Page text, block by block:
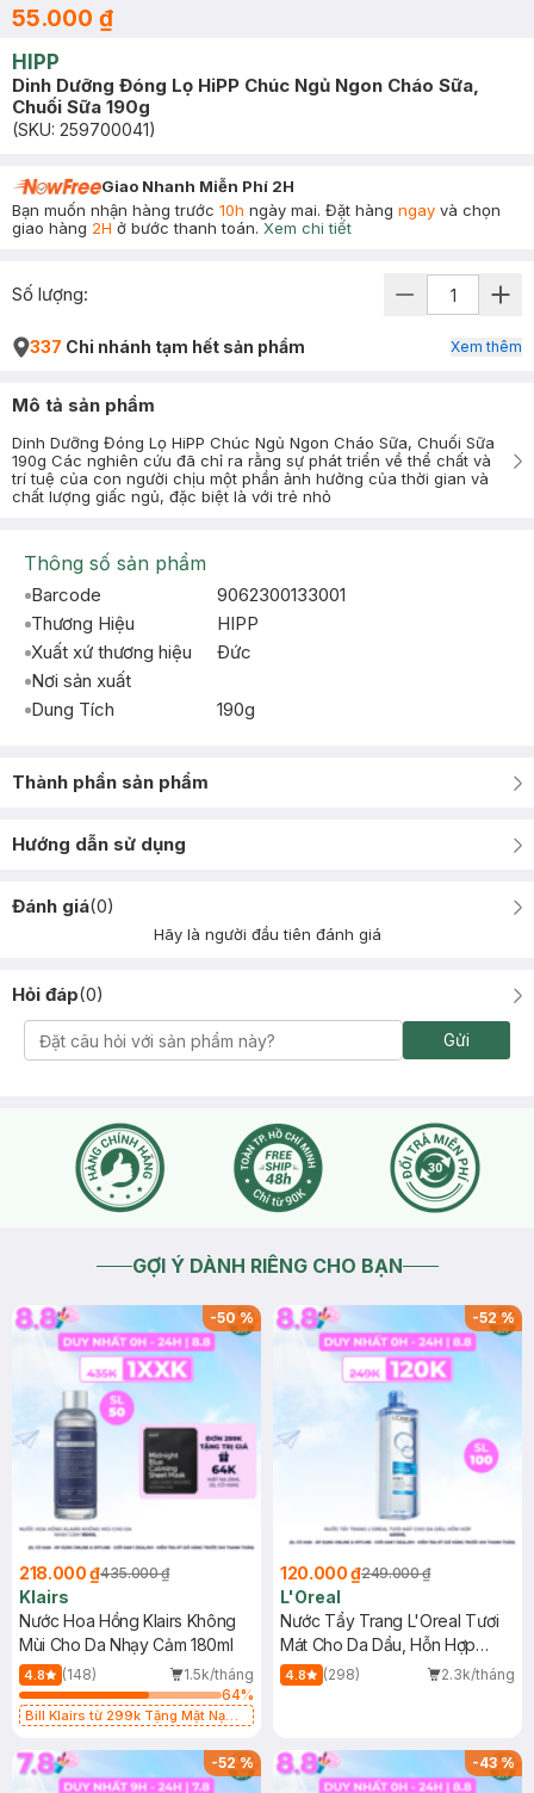
55.000 ₫
HIPP
Dinh Dưỡng Đóng Lọ HiPP Chúc Ngủ Ngon Cháo Sữa,
Chuối Sữa 190g
(SKU: 259700041)
Giao Nhanh Miễn Phí 2H
Bạn muốn nhận hàng trước 10h ngày mai. Đặt hàng ngay và chọn
giao hàng 2H ở bước thanh toán. Xem chi tiết
Số lượng:
337 Chi nhánh tạm hết sản phẩm Xem thêm
Mô tả sản phẩm
Dinh Dưỡng Đóng Lọ HiPP Chúc Ngủ Ngon Cháo Sữa, Chuối Sữa
190g Các nghiên cứu đã chỉ ra rằng sự phát triển về thể chất và
trí tuệ của con người chịu một phần ảnh hưởng của thời gian và
chất lượng giấc ngủ, đặc biệt là với trẻ nhỏ
Thông số sản phẩm
Barcode
9062300133001
Thương Hiệu
HIPP
Xuất xứ thương hiệu
Ðức
Nơi sản xuất
Dung Tích
190g
Thành phần sản phẩm
Hướng dẫn sử dụng
Đánh giá(0)
Hãy là người đầu tiên đánh giá
Hỏi đáp(0)
Gửi
GỢI Ý DÀNH RIÊNG CHO BẠN
-50%
218.000 ₫435.000 ₫
Klairs
Nước Hoa Hồng Klairs Không
Mùi Cho Da Nhạy Cảm 180ml
4.8 (148)
1.5k/tháng
64%
Bill Klairs từ 299k Tặng Mặt Nạ
25ml (SL Có Hạn)
-52%
120.000 ₫249.000 ₫
L'Oreal
Nước Tẩy Trang L'Oreal Tươi
Mát Cho Da Dầu, Hỗn Hợp
400ml
4.8 (298) 2.3k/tháng
-52% -43%